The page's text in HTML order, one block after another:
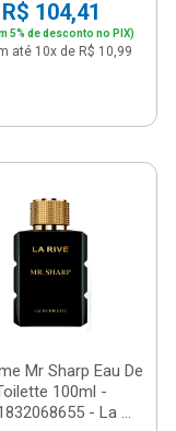
R$ 104,41
5% de desconto no PIX)
até 10x de R$ 10,99
Mr Sharp Eau De
100ml -
- La ...